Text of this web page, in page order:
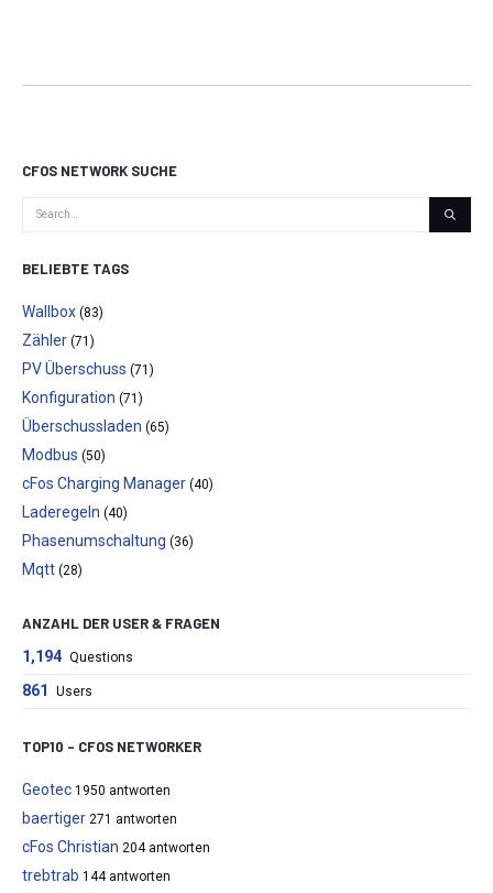
CFOS NETWORK SUCHE
BELIEBTE TAGS
Wallbox (83)
Zähler (71)
PV Überschuss (71)
Konfiguration (71)
Überschussladen (65)
Modbus (50)
cFos Charging Manager (40)
Laderegeln (40)
Phasenumschaltung (36)
Mqtt (28)
ANZAHL DER USER & FRAGEN
1,194 Questions
861 Users
TOP10 – CFOS NETWORKER
Geotec 1950 antworten
baertiger 271 antworten
cFos Christian 204 antworten
trebtrab 144 antworten